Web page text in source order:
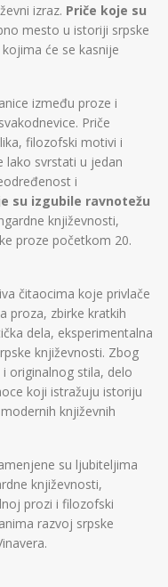
izraz. Priče koje su
mesto u istoriji srpske
će se kasnije
između proze i
Priče
filozofski motivi i
lako svrstati u jedan
i
su izgubile ravnotežu
književnosti,
proze početkom 20.
čitaocima koje privlače
proza, zbirke kratkih
dela, eksperimentalna
književnosti. Zbog
originalnog stila, delo
koji istražuju istoriju
književnih
su ljubiteljima
književnosti,
prozi i filozofski
razvoj srpske